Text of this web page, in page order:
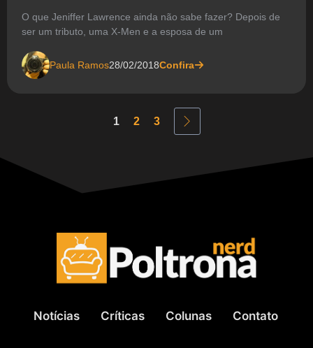
O que Jeniffer Lawrence ainda não sabe fazer? Depois de
ser um tributo, uma X-Men e a esposa de um
Paula Ramos28/02/2018Confira
1 2 3
Notícias Críticas Colunas Contato